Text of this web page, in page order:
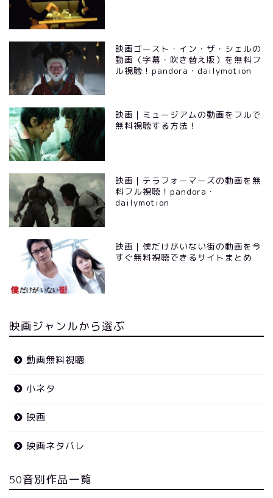
映画ゴースト・イン・ザ・シェルの
動画（字幕・吹き替え版）を無料フ
ル視聴！pandora・dailymotion
映画｜ミュージアムの動画をフルで
無料視聴する方法！
映画｜テラフォーマーズの動画を無
料フル視聴！pandora・
dailymotion
映画｜僕だけがいない街の動画を今
すぐ無料視聴できるサイトまとめ
映画ジャンルから選ぶ
動画無料視聴
小ネタ
映画
映画ネタバレ
50音別作品一覧